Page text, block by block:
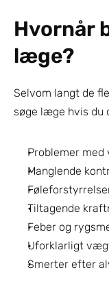
Hvornår
læge?
Selvom langt de
søge læge hvis du
Problemer med
Manglende
Tiltagende
Feber og
Uforklarligt
Smerter efter